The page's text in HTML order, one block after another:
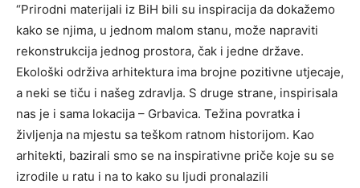
“Prirodni materijali iz BiH bili su inspiracija da dokažemo
kako se njima, u jednom malom stanu, može napraviti
rekonstrukcija jednog prostora, čak i jedne države.
Ekološki održiva arhitektura ima brojne pozitivne utjecaje,
a neki se tiču i našeg zdravlja. S druge strane, inspirisala
nas je i sama lokacija – Grbavica. Težina povratka i
življenja na mjestu sa teškom ratnom historijom. Kao
arhitekti, bazirali smo se na inspirativne priče koje su se
izrodile u ratu i na to kako su ljudi pronalazili